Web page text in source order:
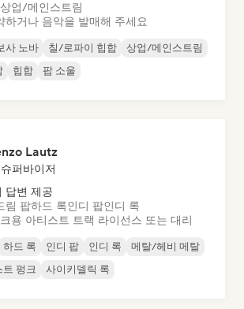
상업/메인스트림
하거나 음악을 발매해 주세요
사 노바 칠/로파이 힙합
상업/메인스트림
힙합 팝 소울
Lautz
퍼바이저
답변 제공
림 팝하드 록인디 팝인디 록
용 아티스트 트랙 라이선스 또는 대리
하드 록 인디 팝 인디 록
메탈/헤비 메탈
트 펑크 사이키델릭 록